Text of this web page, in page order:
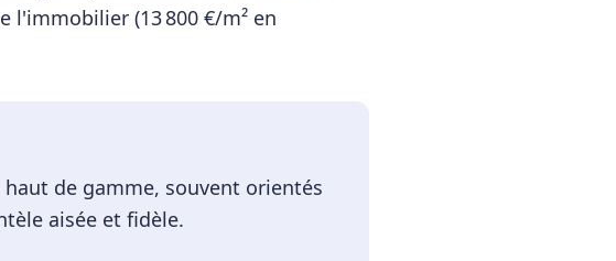
l'immobilier (13 800 €/m² en
de gamme, souvent orientés
aisée et fidèle.